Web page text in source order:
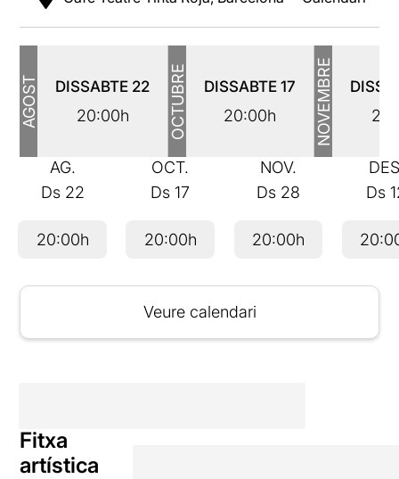
AGOST DISSABTE 22
20:00h OCTUBRE DISSABTE17
20:00h NOVEMBRE
AG.
Ds 22
20:00h
OCT.
Ds17
20:00h
NOV.
Ds 28
20:00h
Ds
Veure calendari
Fitxa
artística